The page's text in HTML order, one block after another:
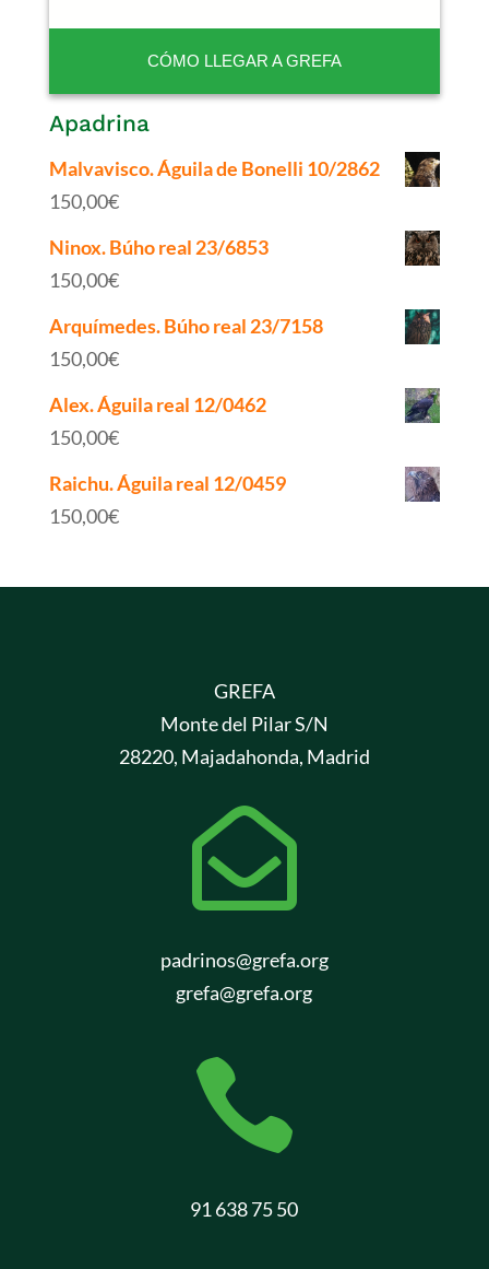
CÓMO LLEGAR A GREFA
Apadrina
Malvavisco. Águila de Bonelli 10/2862
150,00€
Ninox. Búho real 23/6853
150,00€
Arquímedes. Búho real 23/7158
150,00€
Alex. Águila real 12/0462
150,00€
Raichu. Águila real 12/0459
150,00€
GREFA
Monte del Pilar S/N
28220, Majadahonda, Madrid

padrinos@grefa.org
grefa@grefa.org

91 638 75 50